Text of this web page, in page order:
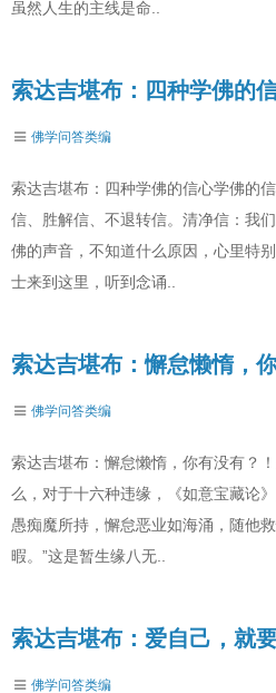
虽然人生的主线是命..
索达吉堪布：四种学佛的
佛学问答类编
索达吉堪布：四种学佛的信心学佛的
信、胜解信、不退转信。清净信：我
佛的声音，不知道什么原因，心里特
士来到这里，听到念诵..
索达吉堪布：懈怠懒惰，
佛学问答类编
索达吉堪布：懈怠懒惰，你有没有？
么，对于十六种违缘，《如意宝藏论
愚痴魔所持，懈怠恶业如海涌，随他
暇。”这是暂生缘八无..
索达吉堪布：爱自己，就
佛学问答类编